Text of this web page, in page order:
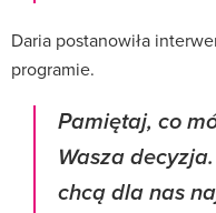
Daria postanowiła
programie.
Pamiętaj, co
Wasza
chcą dla nas